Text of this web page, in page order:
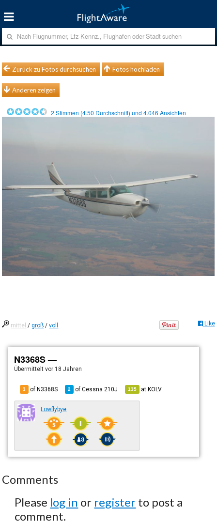
Zurück zu Fotos durchsuchen Fotos hochladen
Anderen zeigen
2 Stimmen (4.50 Durchschnitt) und4.046 Ansichten
mittel /groß /voll Like
N3368S —
Übermitteltvor 18 Jahren
3 of N3368S 2 ofCessna 210J 135 atKOLV
Lowflybye
Comments
Please log in or register to post a
comment.